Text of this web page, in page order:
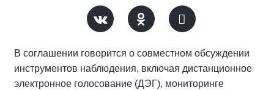
В соглашении говорится о совместном обсуждении
инструментов наблюдения, включая дистанционное
электронное голосование (ДЭГ), мониторинге